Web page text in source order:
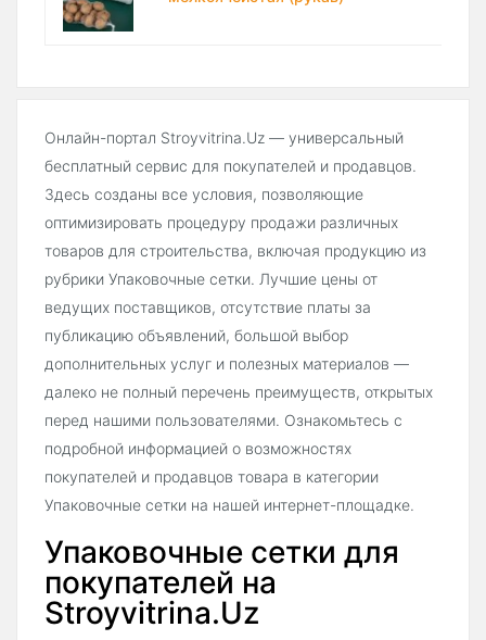
Онлайн-портал Stroyvitrina.Uz — универсальный
бесплатный сервис для покупателей и продавцов.
Здесь созданы все условия, позволяющие
оптимизировать процедуру продажи различных
товаров для строительства, включая продукцию из
рубрики Упаковочные сетки. Лучшие цены от
ведущих поставщиков, отсутствие платы за
публикацию объявлений, большой выбор
дополнительных услуг и полезных материалов —
далеко не полный перечень преимуществ, открытых
перед нашими пользователями. Ознакомьтесь с
подробной информацией о возможностях
покупателей и продавцов товара в категории
Упаковочные сетки на нашей интернет-площадке.
Упаковочные сетки для
покупателей на
Stroyvitrina.Uz